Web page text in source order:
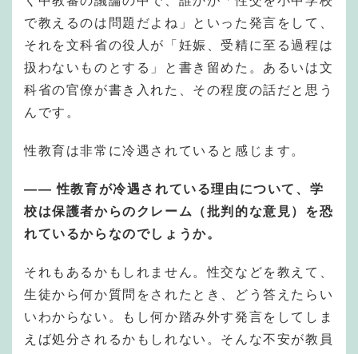
で教えるのは問題だよね」といった発言をして、
それを文科省の役人が「妊娠、受精に至る過程は
扱わないものとする」と書き留めた。あるいは文
科省の官僚が書き入れた、その程度の話だと思う
んです。
性教育は非常に冷遇されていると感じます。
——性教育が冷遇されている理由について、学
校は保護者からのクレーム（批判的な意見）を恐
れているからなのでしょうか。
それもあるかもしれません。性交などを教えて、
生徒から何か質問をされたとき、どう答えたらい
いわからない。もし何か踏み外す発言をしてしま
えば処分されるかもしれない。そんな不安が教員